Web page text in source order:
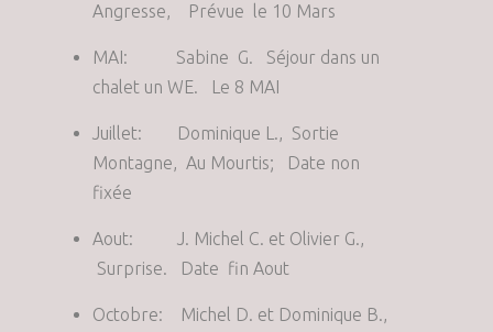
Angresse, Prévue le 10 Mars
MAI: Sabine G. Séjour dans un
chalet un WE. Le 8 MAI
Juillet: Dominique L., Sortie
Montagne, Au Mourtis; Date non
fixée
Aout: J. Michel C. et Olivier G.,
Surprise. Date fin Aout
Octobre: Michel D. et Dominique B.,